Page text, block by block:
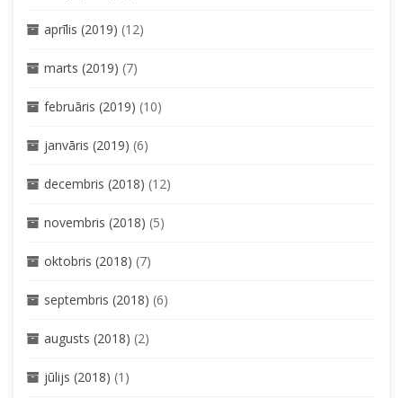
aprīlis (2019) (12)
marts (2019) (7)
februāris (2019) (10)
janvāris (2019) (6)
decembris (2018) (12)
novembris (2018) (5)
oktobris (2018) (7)
septembris (2018) (6)
augusts (2018) (2)
jūlijs (2018) (1)